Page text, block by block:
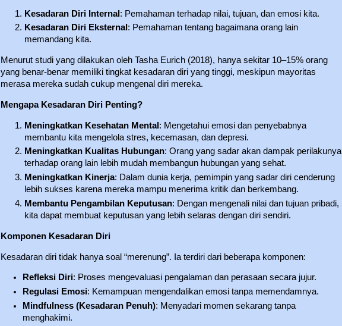
Kesadaran Diri Internal: Pemahaman terhadap nilai, tujuan, dan emosi kita.
Kesadaran Diri Eksternal : Pemahaman tentang bagaimana orang lain
memandang kita.
Menurut studi yang dilakukan oleh Tasha Eurich (2018), hanya sekitar 10–15% orang
yang benar-benar memiliki tingkat kesadaran diri yang tinggi, meskipun mayoritas
merasa mereka sudah cukup mengenal diri mereka.
Mengapa Kesadaran Diri Penting?
Meningkatkan Kesehatan Mental : Mengetahui emosi dan penyebabnya
membantu kita mengelola stres, kecemasan, dan depresi.
Meningkatkan Kualitas Hubungan: Orang yang sadar akan dampak perilakunya
terhadap orang lain lebih mudah membangun hubungan yang sehat.
Meningkatkan Kinerja: Dalam dunia kerja, pemimpin yang sadar diri cenderung
lebih sukses karena mereka mampu menerima kritik dan berkembang.
Membantu Pengambilan Keputusan: Dengan mengenali nilai dan tujuan pribadi,
kita dapat membuat keputusan yang lebih selaras dengan diri sendiri.
Komponen Kesadaran Diri
Kesadaran diri tidak hanya soal “merenung”. Ia terdiri dari beberapa komponen:
Refleksi Diri: Proses mengevaluasi pengalaman dan perasaan secara jujur.
Regulasi Emosi: Kemampuan mengendalikan emosi tanpa memendamnya.
Mindfulness (Kesadaran Penuh): Menyadari momen sekarang tanpa
menghakimi.